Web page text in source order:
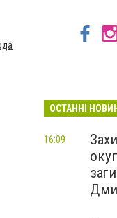
ОСТАННІ
16:09